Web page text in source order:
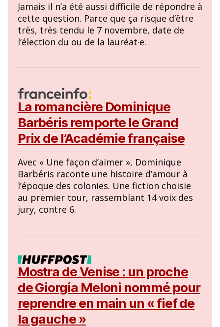
Jamais il n’a été aussi difficile de répondre à
cette question. Parce que ça risque d’être
très, très tendu le 7 novembre, date de
l’élection du ou de la lauréat·e.
La romancière Dominique
Barbéris remporte le Grand
Prix de l’Académie française
Avec « Une façon d’aimer », Dominique
Barbéris raconte une histoire d’amour à
l’époque des colonies. Une fiction choisie
au premier tour, rassemblant 14 voix des
jury, contre 6.
Mostra de Venise : un proche
de Giorgia Meloni nommé pour
reprendre en main un « fief de
la gauche »